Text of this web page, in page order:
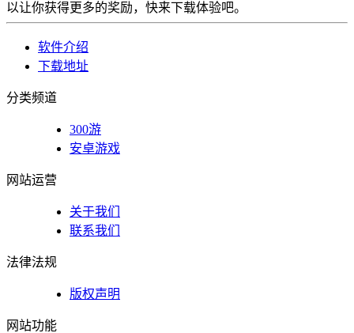
以让你获得更多的奖励，快来下载体验吧。
软件介绍
下载地址
分类频道
300游
安卓游戏
网站运营
关于我们
联系我们
法律法规
版权声明
网站功能